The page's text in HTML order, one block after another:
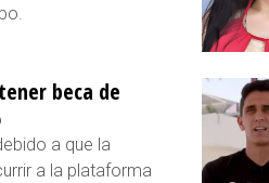
beca de
a que la
a la plataforma